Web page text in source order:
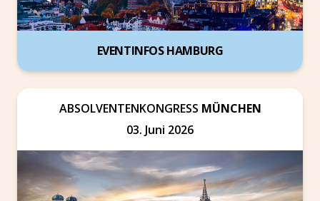
EVENTINFOS HAMBURG
ABSOLVENTENKONGRESS MÜNCHEN
03. Juni 2026